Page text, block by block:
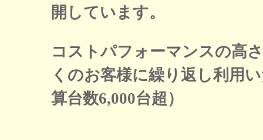
開しています。
コストパフォーマンスの高
くのお客様に繰り返し利用
算台数6,000台超）